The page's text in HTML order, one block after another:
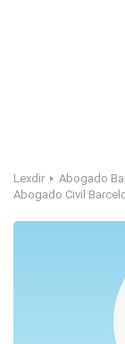
Lexdir Abogado
Abogado Civil